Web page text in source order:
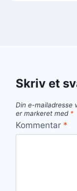
Skriv et
Din e-mailadresse
er markeret med *
Kommentar *